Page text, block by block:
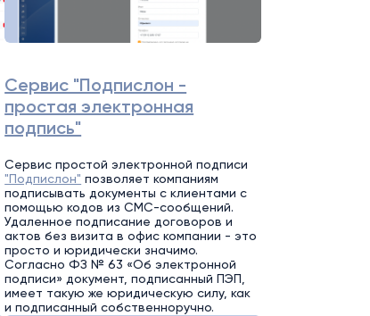
Сервис "Подпислон -
простая электронная
подпись"
Сервис простой электронной подписи
"Подпислон" позволяет компаниям
подписывать документы с клиентами с
помощью кодов из СМС-сообщений.
Удаленное подписание договоров и
актов без визита в офис компании - это
просто и юридически значимо.
Согласно ФЗ № 63 «Об электронной
подписи» документ, подписанный ПЭП,
имеет такую же юридическую силу, как
и подписанный собственноручно.